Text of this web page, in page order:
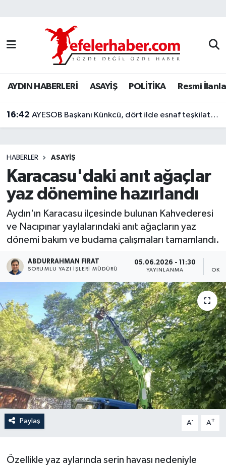
AYDIN HABERLERİ ASAYİŞ POLİTİKA Resmi
16:42 AYESOB Başkanı Künkcü, dört ilde esnaf teşkilatlarıyla buluştu
HABERLER ASAYİŞ
Karacasu'daki anıt ağaçlar
yaz dönemine hazırlandı
Aydın'ın Karacasu ilçesinde bulunan Kahvederesi
ve Nacıpınar yaylalarındaki anıt ağaçların yaz
dönemi bakım ve budama çalışmaları tamamlandı.
ABDURRAHMAN FIRAT
SORUMLU YAZI İŞLERI MÜDÜRÜ
05.06.2026 - 11:30
YAYINLANMA
Paylaş A- A+
Özellikle yaz aylarında serin havası nedeniyle
Nöbetçi Eczaneler
Hava Durumu
Aydin Namaz Vakitleri
Trafik Durumu
Son Dakika Haberleri
Haber Arşivi